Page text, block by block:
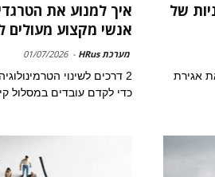
של
אגירת
איך למנוע את
אנשי מקצוע מעולים
מערכת HRus -
01/07/2026
2 דרכים לשינוי
כדי לקדם עובדים במסלול